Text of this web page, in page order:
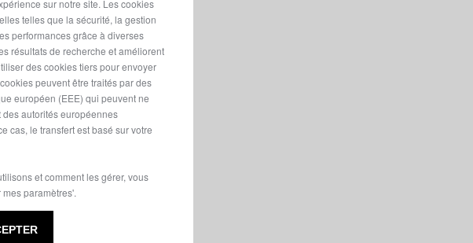
avec zéro émission
: les manœuvres seront
à faible vitesse.
raffinées et le design épuré
encore plus spacieux
la qualité de vie à bord.
sur notre site. Les cookies
telles que la sécurité, la gestion
performances grâce à diverses
résultats de recherche et améliorent
des cookies tiers pour envoyer
peuvent être traités par des
européen (EEE) qui peuvent ne
autorités européennes
cas, le transfert est basé sur votre
et comment les gérer, vous
paramètres'.